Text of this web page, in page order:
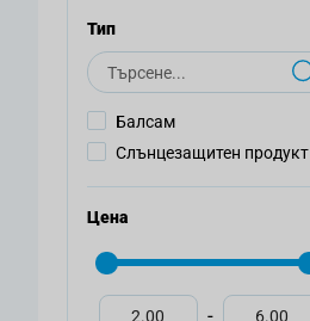
Тип
Балсам
Слънцезащитен продукт
Цена
-